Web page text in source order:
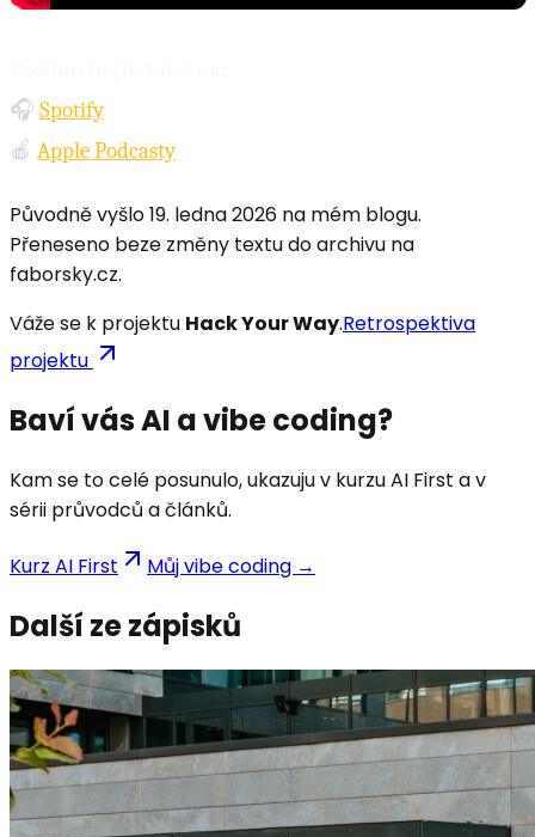
🎧 Spotify
🍎 Apple Podcasty
Původně vyšlo19. ledna 2026 na mém blogu.
Přeneseno beze změny textu do archivu na
faborsky.cz.
Váže se k projektu Hack Your Way.Retrospektiva
projektu
Baví vás AI a vibe coding?
Kam se to celé posunulo, ukazuju v kurzu AI First a v
sérii průvodců a článků.
Kurz AI First Můj vibe coding →
Další ze zápisků